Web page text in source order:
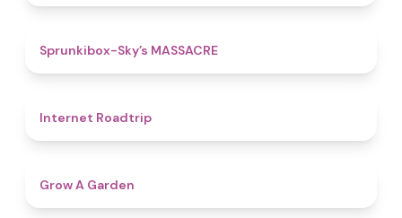
Sprunkibox-Sky’s MASSACRE
Internet Roadtrip
Grow A Garden